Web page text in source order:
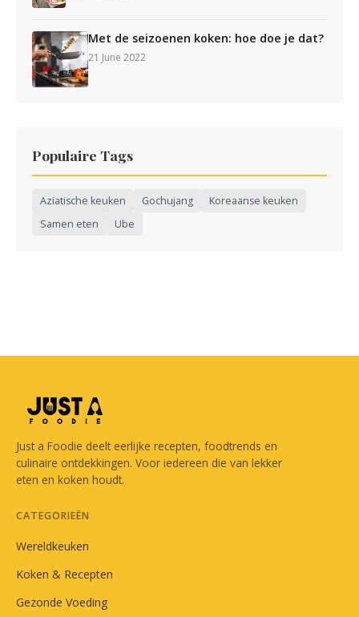
Met de seizoenen koken: hoe doe je dat?
21 June 2022
Populaire Tags
Aziatische keuken Gochujang
Koreaanse keuken
Samen eten
Ube
Just a Foodie deelt eerlijke recepten, foodtrends en
culinaire ontdekkingen. Voor iedereen die van lekker
eten en koken houdt.
CATEGORIEËN
Wereldkeuken
Koken & Recepten
Gezonde Voeding